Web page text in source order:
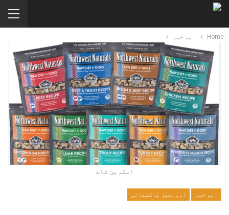
Home اہم خبر
اسکرین شاٹ
اہم خبر اوورسیز پاکستانی